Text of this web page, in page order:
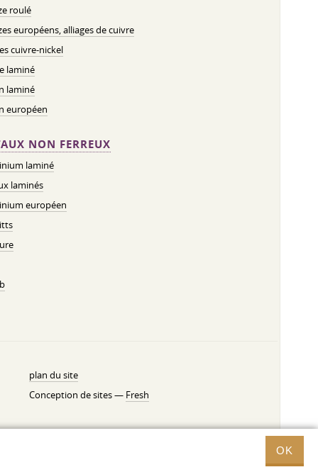
OK
roulé
européens, alliages de cuivre
cuivre-nickel
laminé
laminé
européen
NON FERREUX
laminé
laminés
européen
plan du site
Conception de sites — Fresh